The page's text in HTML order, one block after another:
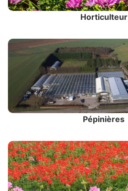
Horticulteur
Pépinières